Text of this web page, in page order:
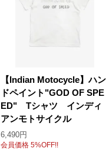
【Indian Motocycle】ハン
ドペイント"GOD OF SPE
ED" Tシャツ インディ
アンモトサイクル
6,490円
会員価格 5%OFF!!